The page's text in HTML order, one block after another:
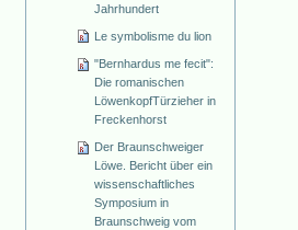
Jahrhundert
Le symbolisme du lion
"Bernhardus me fecit":
Die romanischen
Löwenkopf­Türzieher in
Freckenhorst
Der Braunschweiger
Löwe. Bericht über ein
wissenschaftliches
Symposium in
Braunschweig vom